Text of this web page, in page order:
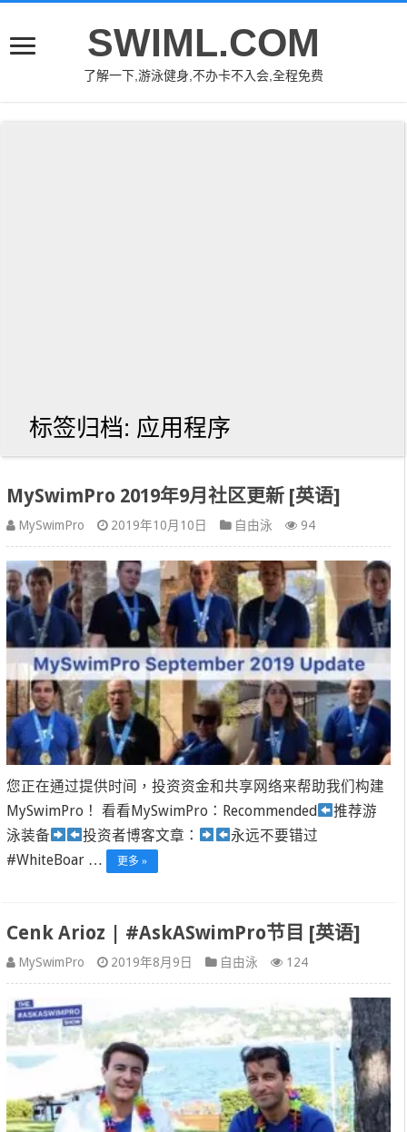
SWIML.COM
了解一下,游泳健身,不办卡不入会,全程免费
标签归档: 应用程序
MySwimPro 2019年9月社区更新 [英语]
MySwimPro 2019年10月10日 自由泳 94
您正在通过提供时间，投资资金和共享网络来帮助我们构建
MySwimPro！ 看看MySwimPro：Recommended
推荐游
泳装备
投资者博客文章：
永远不要错过
#WhiteBoar …
更多 »
Cenk Arioz | #AskASwimPro节目 [英语]
MySwimPro 2019年8月9日 自由泳 124